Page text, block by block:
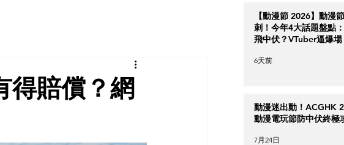
得賠償？網
【動漫節 2026】動漫
刺！今年4大話題盤點
飛中伏？VTuber逼爆場
6天前
動漫迷出動！ACGHK
動漫電玩節防中伏終極
7月24日